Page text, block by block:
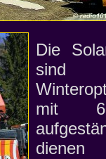
Die
mit
dienen